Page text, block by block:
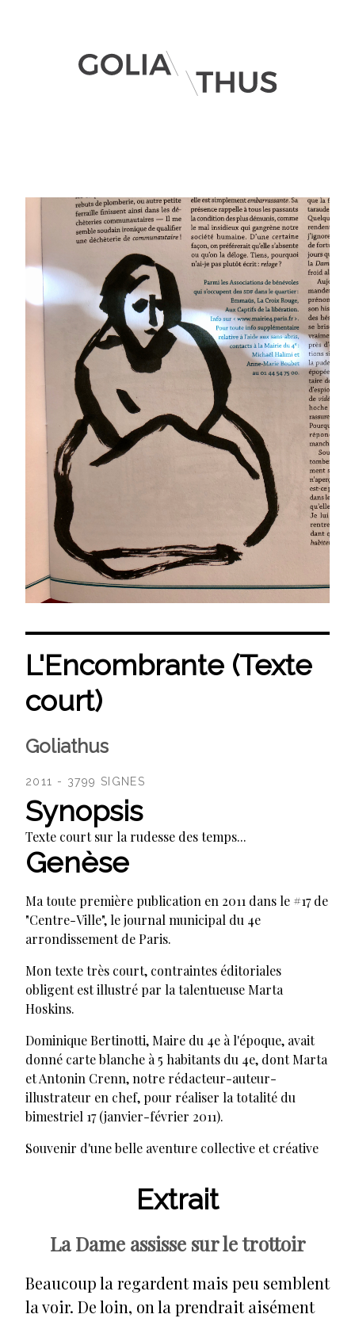
L'Encombrante (Texte
court)
Goliathus
2011 - 3799 SIGNES
Synopsis
Texte court sur la rudesse des temps...
Genèse
Ma toute première publication en 2011 dans le #17 de
"Centre-Ville", le journal municipal du 4e
arrondissement de Paris.
Mon texte très court, contraintes éditoriales
obligent est illustré par la talentueuse Marta
Hoskins.
Dominique Bertinotti, Maire du 4e à l'époque, avait
donné carte blanche à 5 habitants du 4e, dont Marta
et Antonin Crenn, notre rédacteur-auteur-
illustrateur en chef, pour réaliser la totalité du
bimestriel 17 (janvier-février 2011).
Souvenir d'une belle aventure collective et créative
Extrait
La Dame assisse sur le trottoir
Beaucoup la regardent mais peu semblent
la voir. De loin, on la prendrait aisément